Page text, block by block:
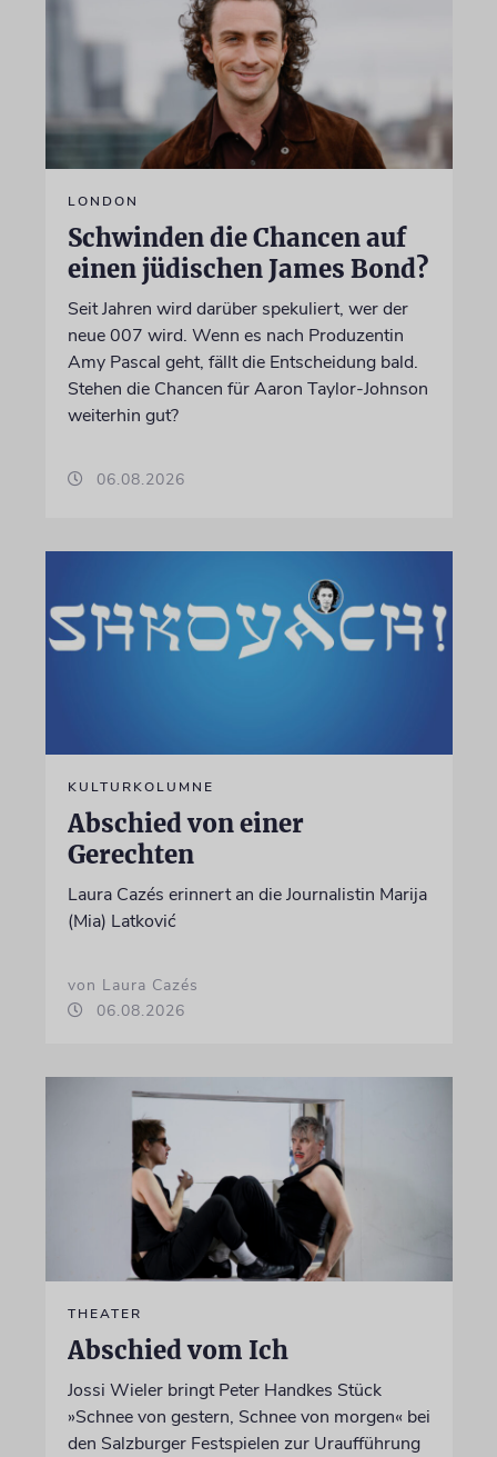
LONDON
Schwinden die Chancen auf
einen jüdischen James Bond?
Seit Jahren wird darüber spekuliert, wer der
neue 007 wird. Wenn es nach Produzentin
Amy Pascal geht, fällt die Entscheidung bald.
Stehen die Chancen für Aaron Taylor-Johnson
weiterhin gut?
06.08.2026
KULTURKOLUMNE
Abschied von einer
Gerechten
Laura Cazés erinnert an die Journalistin Marija
(Mia) Latković
von Laura Cazés
06.08.2026
THEATER
Abschied vom Ich
Jossi Wieler bringt Peter Handkes Stück
»Schnee von gestern, Schnee von morgen« bei
den Salzburger Festspielen zur Uraufführung